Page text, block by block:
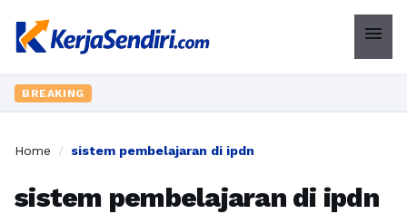
menu
BREAKING
Home / sistem pembelajaran di ipdn
sistem pembelajaran di ipdn